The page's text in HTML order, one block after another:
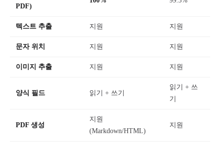
PDF)
텍스트 추출 지원 지원
문자 위치 지원 지원
이미지 추출 지원 지원
양식 필드 읽기 + 쓰기
읽기 + 쓰
기
PDF 생성
지원
(Markdown/HTML)
지원